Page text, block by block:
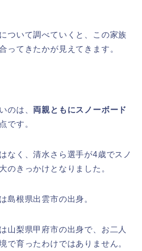
ついて調べていくと、この家族
ってきたかが見えてきます。
のは、 両親ともにスノーボード
です。
なく、清水さら選手が4歳でスノ
のきっかけとなりました。
島根県出雲市の出身。
山梨県甲府市の出身で、お二人
で育ったわけではありません。